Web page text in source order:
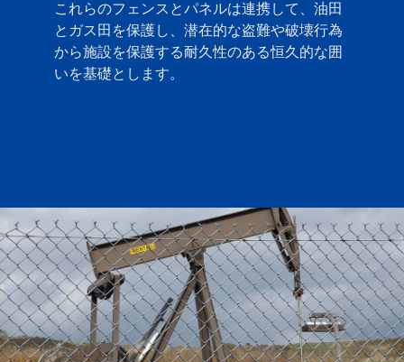
これらのフェンスとパネルは連携して、油田
とガス田を保護し、潜在的な盗難や破壊行為
から施設を保護する耐久性のある恒久的な囲
いを基礎とします。